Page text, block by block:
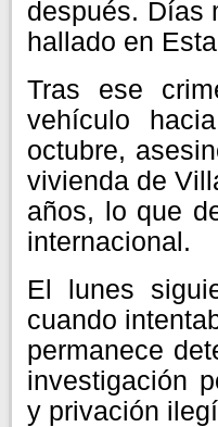
después. Días
hallado en
Tras ese
vehículo
octubre,
vivienda de
años, lo que
internacional.
El lunes
cuando
permanece
investigación
y privación